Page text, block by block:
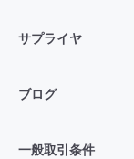
サプライヤ
ブログ
一般取引条件